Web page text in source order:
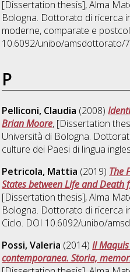
[Dissertation thesis], Alma
Bologna. Dottorato di ricerca
moderne, comparate e
10.6092/unibo/amsdottorato/
P
Pelliconi, Claudia (2008)
Brian Moore, [Dissertation
Università di Bologna.
culture dei Paesi di lingua
Petricola, Mattia (2019) The
States between Life and Death
[Dissertation thesis], Alma
Bologna. Dottorato di ricerca
Ciclo. DOI 10.6092/unibo/
Possi, Valeria (2014)Il
contemporanea. Storia,